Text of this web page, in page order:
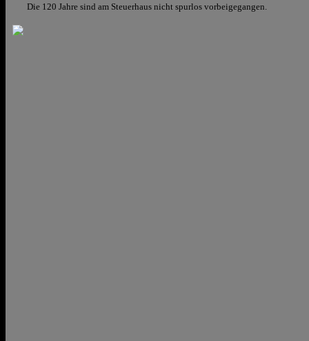
Die 120 Jahre sind am Steuerhaus nicht spurlos vorbeigegangen.